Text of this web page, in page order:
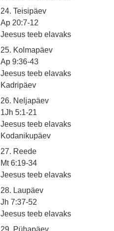
24. Teisipäev
Ap 20:7-12
Jeesus teeb elavaks
25. Kolmapäev
Ap 9:36-43
Jeesus teeb elavaks
Kadripäev
26. Neljapäev
1Jh 5:1-21
Jeesus teeb elavaks
Kodanikupäev
27. Reede
Mt 6:19-34
Jeesus teeb elavaks
28. Laupäev
Jh 7:37-52
Jeesus teeb elavaks
29. Pühapäev